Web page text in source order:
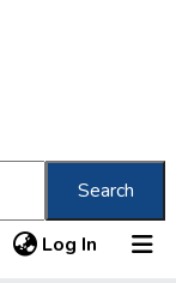
Search
Log In (current)